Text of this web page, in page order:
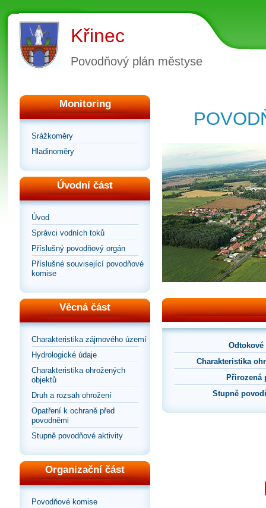
Křinec
Povodňový plán městyse
Monitoring
Srážkoměry
Hladinoměry
Úvodní část
Úvod
Správci vodních toků
Příslušný povodňový orgán
Příslušné související povodňové
komise
Věcná část
Charakteristika zájmového území
Hydrologické údaje
Charakteristika ohrožených
objektů
Druh a rozsah ohrožení
Opatření k ochraně před
povodněmi
Stupně povodňové aktivity
Organizační část
Povodňové komise
Odtokové
Charakteristika
Přirozená
Stupně